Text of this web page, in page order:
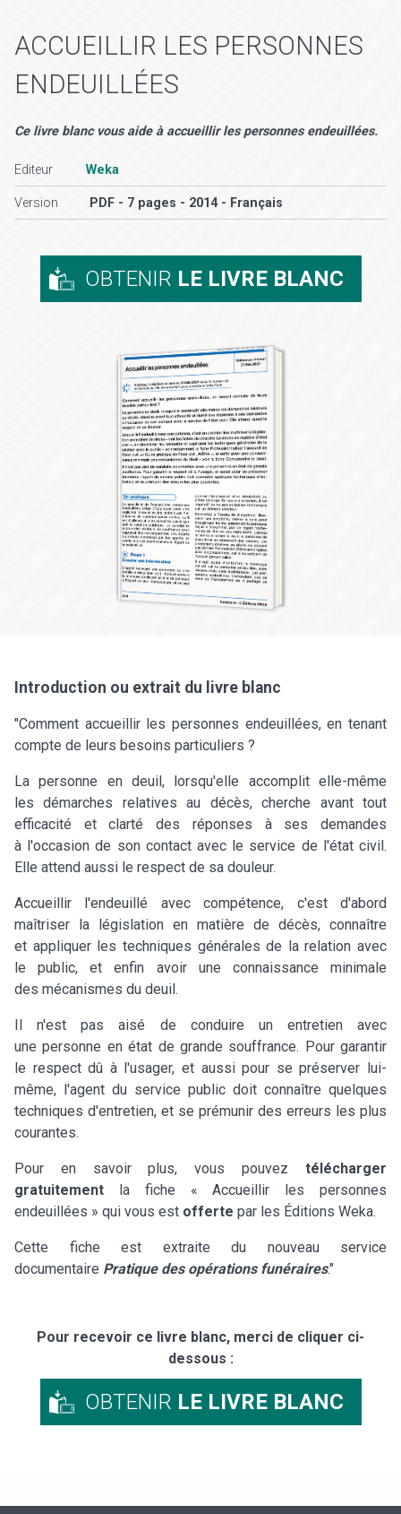
ACCUEILLIR LES PERSONNES
ENDEUILLÉES
Ce livre blanc vous aide à accueillir les personnes endeuillées.
Editeur Weka
Version PDF - 7 pages - 2014 - Français
OBTENIR LE LIVRE BLANC
Introduction ou extrait du livre blanc
"Comment accueillir les personnes endeuillées, en tenant
compte de leurs besoins particuliers ?
La personne en deuil, lorsqu'elle accomplit elle-même
les démarches relatives au décès, cherche avant tout
efficacité et clarté des réponses à ses demandes
à l'occasion de son contact avec le service de l'état civil.
Elle attend aussi le respect de sa douleur.
Accueillir l'endeuillé avec compétence, c'est d'abord
maîtriser la législation en matière de décès, connaître
et appliquer les techniques générales de la relation avec
le public, et enfin avoir une connaissance minimale
des mécanismes du deuil.
Il n'est pas aisé de conduire un entretien avec
une personne en état de grande souffrance. Pour garantir
le respect dû à l'usager, et aussi pour se préserver lui-
même, l'agent du service public doit connaître quelques
techniques d'entretien, et se prémunir des erreurs les plus
courantes.
Pour en savoir plus, vous pouvez télécharger
gratuitement la fiche « Accueillir les personnes
endeuillées » qui vous est offerte par les Éditions Weka.
Cette fiche est extraite du nouveau service
documentaire Pratique des opérations funéraires."
Pour recevoir ce livre blanc, merci de cliquer ci-
dessous :
OBTENIR LE LIVRE BLANC